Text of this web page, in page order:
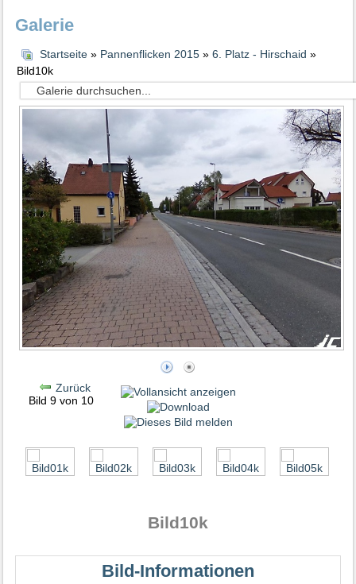
Galerie
Startseite» Pannenflicken 2015» 6. Platz - Hirschaid »
Bild10k
Zurück
Bild 9 von 10
Bild10k
Bild-Informationen